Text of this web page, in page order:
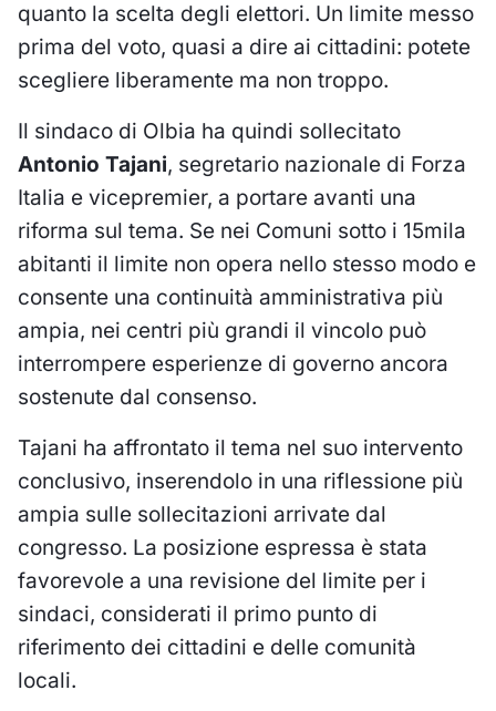
quanto la scelta degli elettori. Un limite messo
prima del voto, quasi a dire ai cittadini: potete
scegliere liberamente ma non troppo.
Il sindaco di Olbia ha quindi sollecitato
Antonio Tajani, segretario nazionale di Forza
Italia e vicepremier, a portare avanti una
riforma sul tema. Se nei Comuni sotto i 15mila
abitanti il limite non opera nello stesso modo e
consente una continuità amministrativa più
ampia, nei centri più grandi il vincolo può
interrompere esperienze di governo ancora
sostenute dal consenso.
Tajani ha affrontato il tema nel suo intervento
conclusivo, inserendolo in una riflessione più
ampia sulle sollecitazioni arrivate dal
congresso. La posizione espressa è stata
favorevole a una revisione del limite per i
sindaci, considerati il primo punto di
riferimento dei cittadini e delle comunità
locali.